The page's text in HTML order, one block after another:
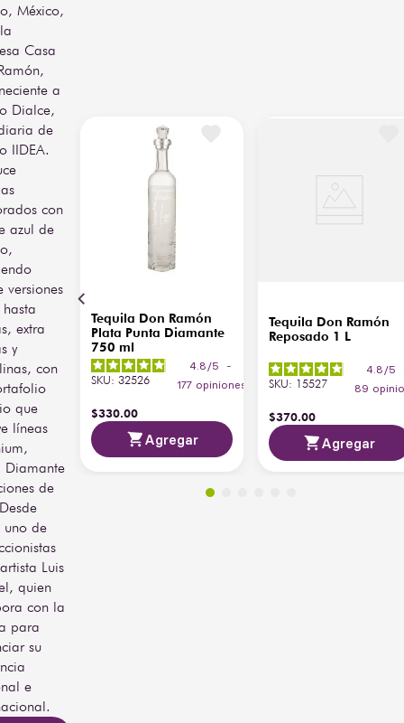
Ideal para maridar con
cortes de carne a la
parrilla, platillos
mexicanos especiados o
quesos maduros. Puede
disfrutarse solo en copa
tequilera o vaso Old
Fashioned, o bien en
cocteles clásicos como
Margarita o Paloma,
resaltando su carácter
refinado.
México,
Casa
a
Dialce,
de
IIDEA.
con
azul de
versiones
extra
y
con
que
líneas
Diamante
de
de
Luis
quien
con la
para
su
e
Tequila Don Ramón
Plata Punta Diamante
750 ml
4.8 /5
-
177 opiniones
SKU:32526
$330.00
Agregar
Tequila Don Ramón
Reposado 1 L
4.8 /5
89
SKU: 15527
$370.00
Agregar